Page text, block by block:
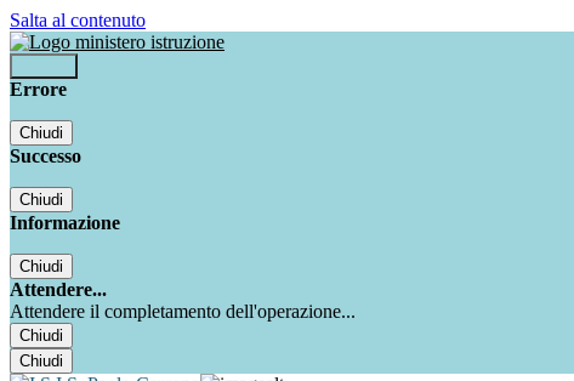
Salta al contenuto
Errore
Chiudi
Successo
Chiudi
Informazione
Chiudi
Attendere...
Attendere il completamento dell'operazione...
Chiudi
Chiudi